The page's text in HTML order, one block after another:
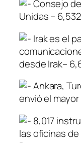
Consejo
Unidas – 6,532
Irak es el
desde Irak–
Ankara,
envió el
8,017
las oficinas